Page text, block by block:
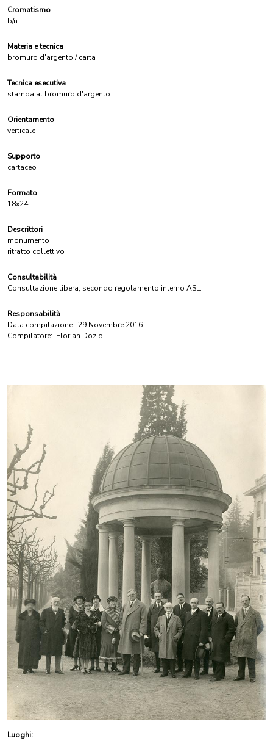
Cromatismo
b/n
Materia e tecnica
bromuro d'argento / carta
Tecnica esecutiva
stampa al bromuro d'argento
Orientamento
verticale
Supporto
cartaceo
Formato
18x24
Descrittori
monumento
ritratto collettivo
Consultabilità
Consultazione libera, secondo regolamento interno ASL.
Responsabilità
Data compilazione: 29 Novembre 2016
Compilatore: Florian Dozio
Luoghi: